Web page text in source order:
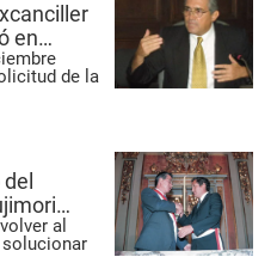
en
de la
al
solucionar